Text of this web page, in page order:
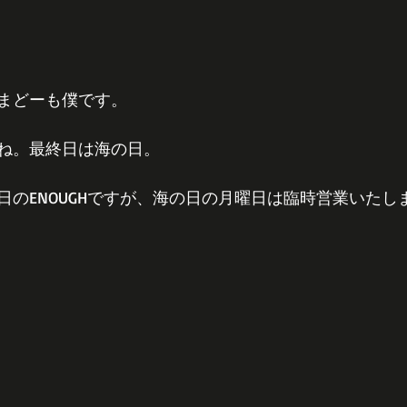
どーも僕です。
。最終日は海の日。
のENOUGHですが、海の日の月曜日は臨時営業いたし